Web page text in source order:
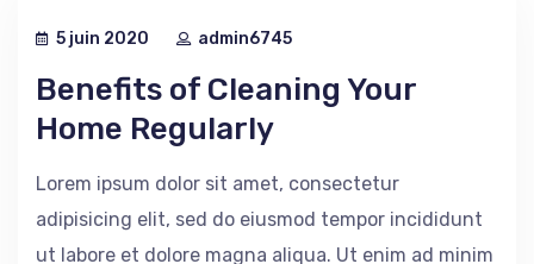
5 juin 2020 admin6745
Benefits of Cleaning Your
Home Regularly
Lorem ipsum dolor sit amet, consectetur
adipisicing elit, sed do eiusmod tempor incididunt
ut labore et dolore magna aliqua. Ut enim ad minim